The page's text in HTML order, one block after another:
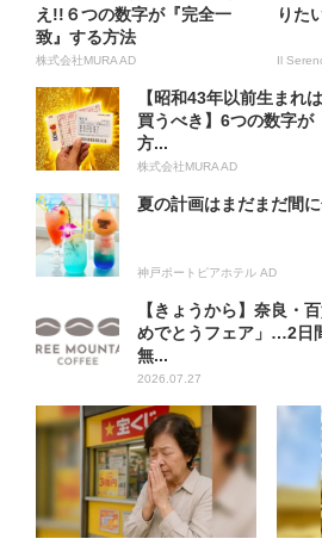
え!!６つの数字が『完全一
致』する方法
株式会社MURA AD
りた
Il
【昭和43年以前生まれ
買うべき】6つの数字が
方...
株式会社MURA AD
夏の計画はまだまだ間に
神戸ポートピアホテル AD
【きょうから】奈良・
めでとうフェア」…2日
無...
2026.07.27